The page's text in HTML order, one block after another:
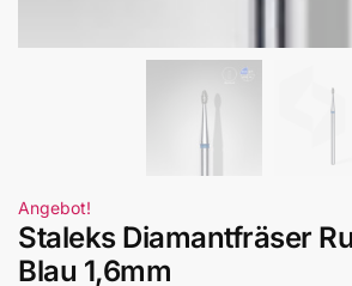
Angebot!
Staleks Diamantfräser
Blau 1,6mm